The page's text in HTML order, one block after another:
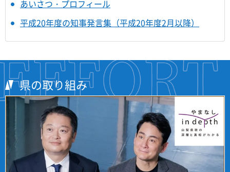
あいさつ・プロフィール
平成20年度の知事発言集（平成20年度2月以降）
県の取り組み